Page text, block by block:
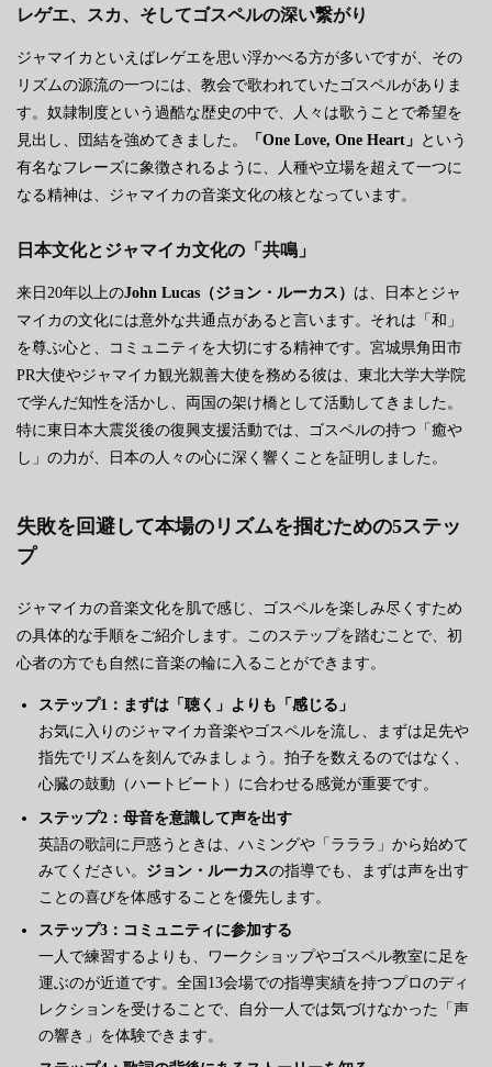
レゲエ、スカ、そしてゴスペルの深い繋がり
ジャマイカといえばレゲエを思い浮かべる方が多いですが、その
リズムの源流の一つには、教会で歌われていたゴスペルがありま
す。奴隷制度という過酷な歴史の中で、人々は歌うことで希望を
見出し、団結を強めてきました。
「One Love, One Heart」 という
有名なフレーズに象徴されるように、人種や立場を超えて一つに
なる精神は、ジャマイカの音楽文化の核となっています。
日本文化とジャマイカ文化の「共鳴」
来日20年以上のJohn Lucas（ジョン・ルーカス） は、日本とジャ
マイカの文化には意外な共通点があると言います。それは「和」
を尊ぶ心と、コミュニティを大切にする精神です。宮城県角田市
PR大使やジャマイカ観光親善大使を務める彼は、東北大学大学院
で学んだ知性を活かし、両国の架け橋として活動してきました。
特に東日本大震災後の復興支援活動では、ゴスペルの持つ「癒や
し」の力が、日本の人々の心に深く響くことを証明しました。
失敗を回避して本場のリズムを掴むための5ステッ
プ
ジャマイカの音楽文化を肌で感じ、ゴスペルを楽しみ尽くすため
の具体的な手順をご紹介します。このステップを踏むことで、初
心者の方でも自然に音楽の輪に入ることができます。
ステップ1：まずは「聴く」よりも「感じる」
お気に入りのジャマイカ音楽やゴスペルを流し、まずは足先や
指先でリズムを刻んでみましょう。拍子を数えるのではなく、
心臓の鼓動（ハートビート）に合わせる感覚が重要です。
ステップ2：母音を意識して声を出す
英語の歌詞に戸惑うときは、ハミングや「ラララ」から始めて
みてください。 ジョン・ルーカスの指導でも、まずは声を出す
ことの喜びを体感することを優先します。
ステップ3：コミュニティに参加する
一人で練習するよりも、ワークショップやゴスペル教室に足を
運ぶのが近道です。全国13会場での指導実績を持つプロのディ
レクションを受けることで、自分一人では気づけなかった「声
の響き」を体験できます。